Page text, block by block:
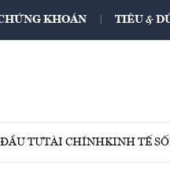
KHOÁN TIÊU &
ĐẦU TƯTÀI CHÍNHKINH TẾ SỐ